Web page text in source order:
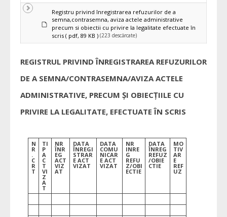
Implicit
Registru privind înregistrarea refuzurilor de a
semna,contrasemna, aviza actele administrative
precum si obiectii cu privire la legalitate efectuate în
scris ( pdf, 89 KB ) (223 descărcate)
REGISTRUL PRIVIND ÎNREGISTRAREA REFUZURILOR
DE A SEMNA/CONTRASEMNA/AVIZA ACTELE
ADMINISTRATIVE, PRECUM ȘI OBIECȚIILE CU
PRIVIRE LA LEGALITATE, EFECTUATE ÎN SCRIS
N
R
.
C
R
T
TI
P
A
C
T
VI
Z
A
T
NR
ÎNR
EG
ACT
VIZ
AT
DATA
ÎNREGI
STRAR
E ACT
VIZAT
DATA
COMU
NICAR
E ACT
VIZAT
NR
INRE
G
REFU
Z/OBI
ECTIE
DATA
ÎNREG
REFUZ
/OBIE
CTIE
MO
TIV
AR
E
REF
UZ